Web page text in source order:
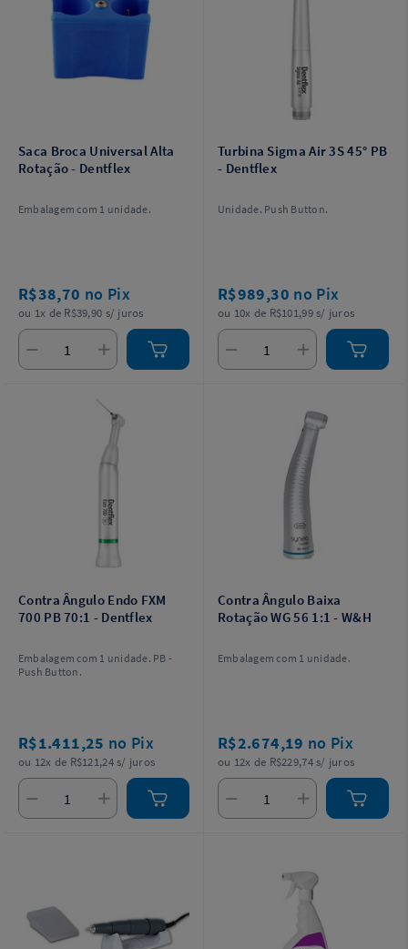
Saca Broca Universal Alta
Rotação - Dentflex
Embalagem com 1 unidade.
R$38,70 no Pix
ou 1x de R$39,90 s/ juros
Turbina Sigma Air 3S 45° PB
- Dentflex
Unidade. Push Button.
R$989,30 no Pix
ou 10x de R$101,99 s/ juros
Contra Ângulo Endo FXM
700 PB 70:1 - Dentflex
Embalagem com 1 unidade. PB -
Push Button.
R$1.411,25 no Pix
ou 12x de R$121,24 s/ juros
Contra Ângulo Baixa
Rotação WG 56 1:1 - W&H
Embalagem com 1 unidade.
R$2.674,19 no Pix
ou 12x de R$229,74 s/ juros